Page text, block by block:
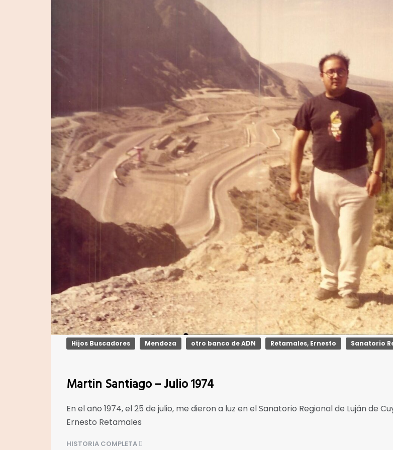
Hijos Buscadores Mendoza otro banco de ADN Retamales, Ernesto Sanatorio
Martin Santiago – Julio 1974
En el año 1974, el 25 de julio, me dieron a luz en el Sanatorio Regional de Luján de
Ernesto Retamales
HISTORIA COMPLETA